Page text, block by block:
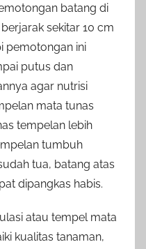
batang di
sekitar 10 cm
pemotongan ini
putus dan
agar nutrisi
mata tunas
tempelan lebih
tumbuh
tua, batang atas
dipangkas habis.
atau tempel mata
kualitas tanaman,